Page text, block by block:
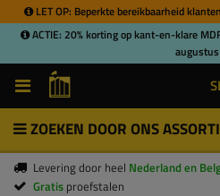
LET OP: Beperkte bereikbaarheid
ACTIE: 20% korting op kant-en-klare
ZOEKEN DOOR ONS
Levering door heel Nederland en
Gratis proefstalen